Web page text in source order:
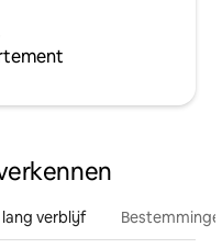
lang verblijf